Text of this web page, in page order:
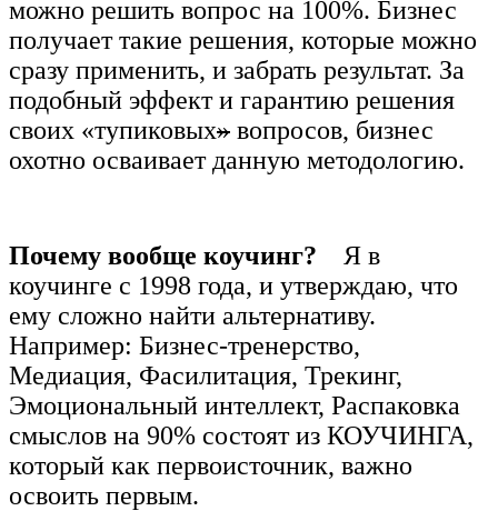
можно решить вопрос на 100%. Бизнес
получает такие решения, которые можно
сразу применить, и забрать результат. За
подобный эффект и гарантию решения
своих «тупиковых» вопросов, бизнес
охотно осваивает данную методологию.
Почему вообще коучинг? Я в
коучинге с 1998 года, и утверждаю, что
ему сложно найти альтернативу.
Например: Бизнес-тренерство,
Медиация, Фасилитация, Трекинг,
Эмоциональный интеллект, Распаковка
смыслов на 90% состоят из КОУЧИНГА,
который как первоисточник, важно
освоить первым.